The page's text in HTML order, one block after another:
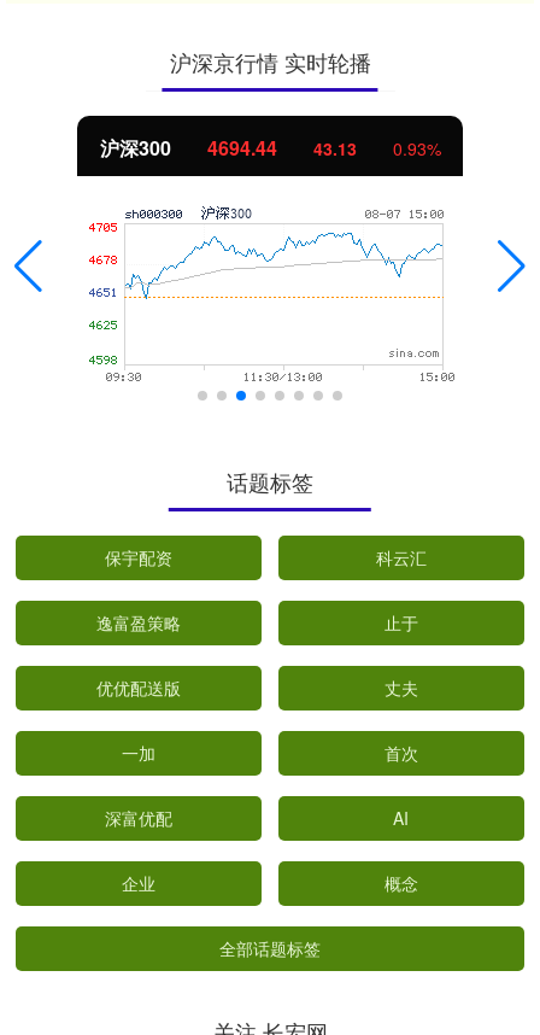
沪深京行情 实时轮播
沪深300 4694.44 43.13 0.93%
话题标签
保宇配资 科云汇
逸富盈策略 止于
优优配送版 丈夫
一加 首次
深富优配 AI
企业 概念
全部话题标签